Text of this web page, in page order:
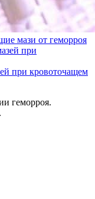
мази от геморроя
при кровоточащем
геморроя.